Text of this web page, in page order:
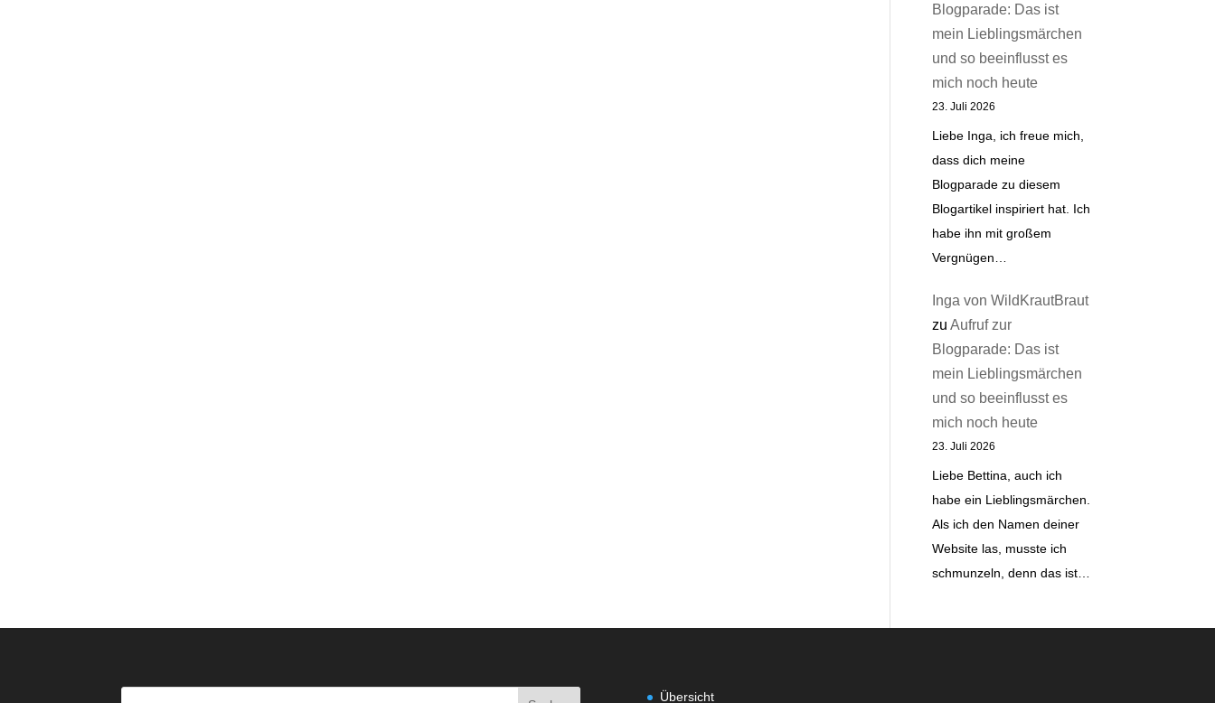
Blogparade: Das ist
mein Lieblingsmärchen
und so beeinflusst es
mich noch heute
23. Juli 2026
Liebe Inga, ich freue mich,
dass dich meine
Blogparade zu diesem
Blogartikel inspiriert hat. Ich
habe ihn mit großem
Vergnügen…
Inga von WildKrautBraut
zuAufruf zur
Blogparade: Das ist
mein Lieblingsmärchen
und so beeinflusst es
mich noch heute
23. Juli 2026
Liebe Bettina, auch ich
habe ein Lieblingsmärchen.
Als ich den Namen deiner
Website las, musste ich
schmunzeln, denn das ist…
Übersicht